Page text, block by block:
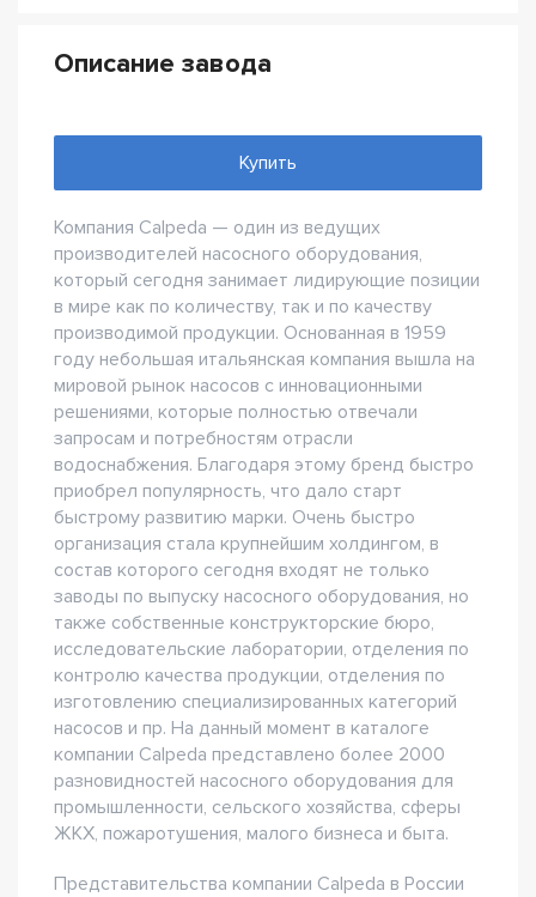
Описание завода
Купить
Компания Calpeda — один из ведущих
производителей насосного оборудования,
который сегодня занимает лидирующие позиции
в мире как по количеству, так и по качеству
производимой продукции. Основанная в 1959
году небольшая итальянская компания вышла на
мировой рынок насосов с инновационными
решениями, которые полностью отвечали
запросам и потребностям отрасли
водоснабжения. Благодаря этому бренд быстро
приобрел популярность, что дало старт
быстрому развитию марки. Очень быстро
организация стала крупнейшим холдингом, в
состав которого сегодня входят не только
заводы по выпуску насосного оборудования, но
также собственные конструкторские бюро,
исследовательские лаборатории, отделения по
контролю качества продукции, отделения по
изготовлению специализированных категорий
насосов и пр. На данный момент в каталоге
компании Calpeda представлено более 2000
разновидностей насосного оборудования для
промышленности, сельского хозяйства, сферы
ЖКХ, пожаротушения, малого бизнеса и быта.
Представительства компании Calpeda в России